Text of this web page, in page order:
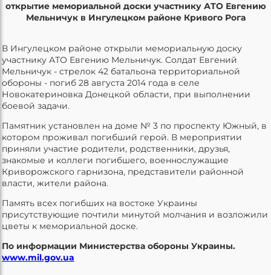
открытие мемориальной доски участнику АТО Евгению
Мельничук в Ингулецком районе Кривого Рога
В Ингулецком районе открыли мемориальную доску
участнику АТО Евгению Мельничук. Солдат Евгений
Мельничук - стрелок 42 батальона территориальной
обороны - погиб 28 августа 2014 года в селе
Новокатериновка Донецкой области, при выполнении
боевой задачи.
Памятник установлен на доме № 3 по проспекту Южный, в
котором проживал погибший герой. В мероприятии
приняли участие родители, родственники, друзья,
знакомые и коллеги погибшего, военнослужащие
Криворожского гарнизона, представители районной
власти, жители района.
Память всех погибших на востоке Украины
присутствующие почтили минутой молчания и возложили
цветы к мемориальной доске.
По информации Министерства обороны Украины.
www.mil.gov.ua